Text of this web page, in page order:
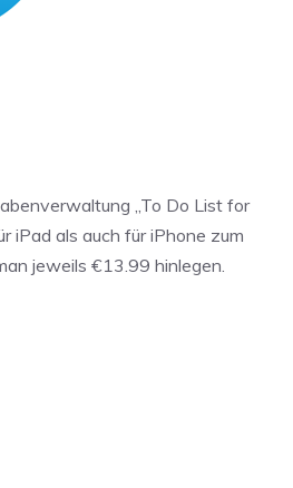
„To Do List for
iPad als auch für iPhone zum
jeweils €13.99 hinlegen.